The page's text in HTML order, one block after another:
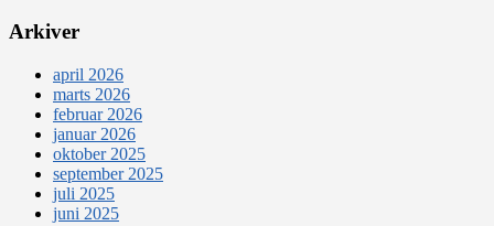
Arkiver
april 2026
marts 2026
februar 2026
januar 2026
oktober 2025
september 2025
juli 2025
juni 2025